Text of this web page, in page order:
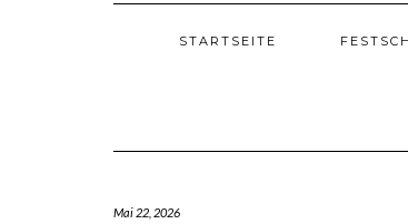
STARTSEITE
Mai 22, 2026